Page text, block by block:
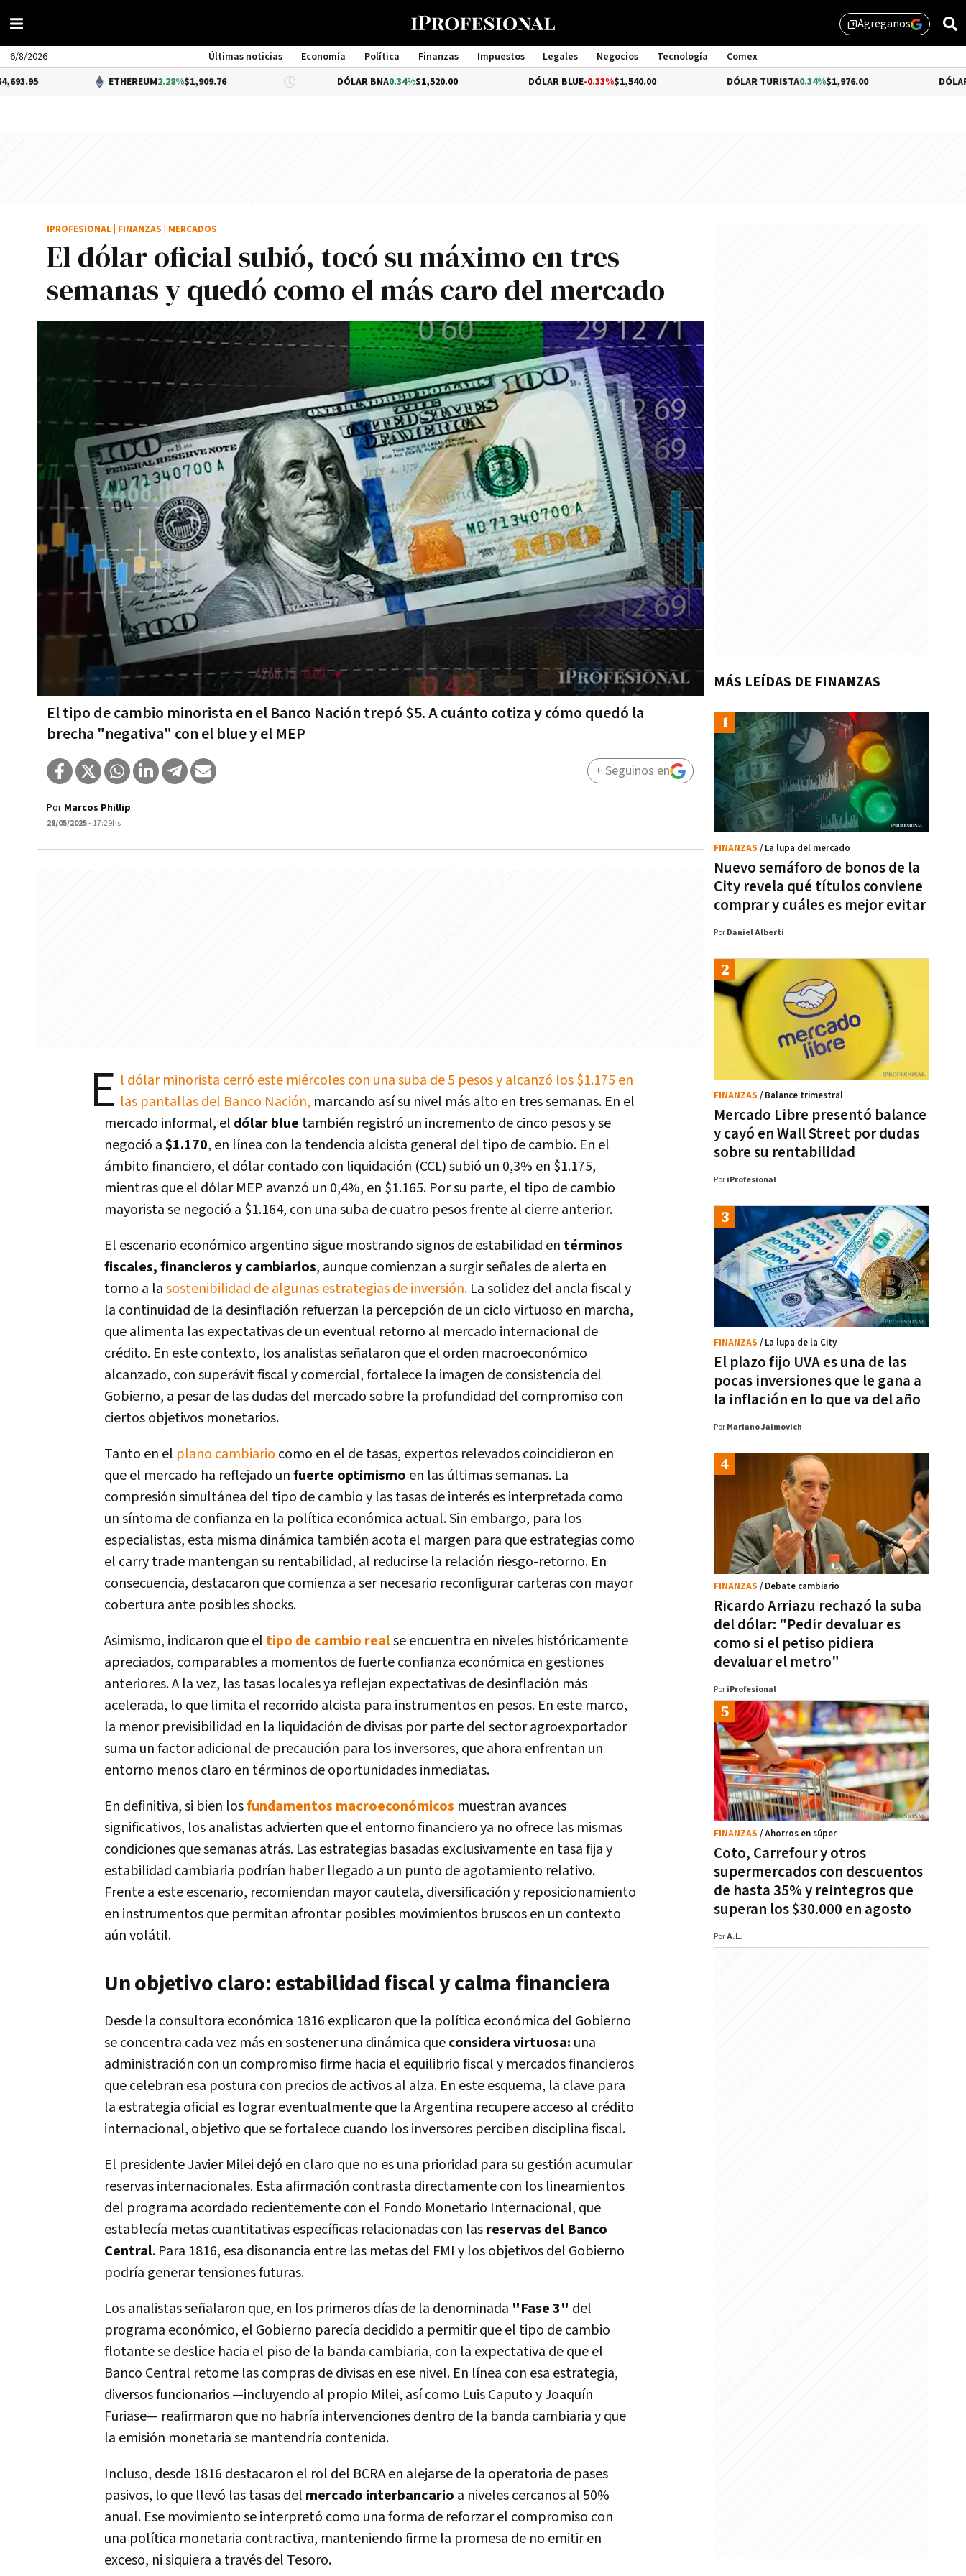
library_addAgreganos
6/8/2026 Últimas noticias Economía Política Finanzas Impuestos Legales Negocios Tecnología
Comex
Management
ETHEREUM2.28%$1,909.76 DÓLAR BNA 0.34%$1,520.00 -0.33%$1,540.00 DÓLAR TURISTA0.34%$1,976.00 -0.54%
El dólar oficial subió, tocó su máximo en tres
semanas y quedó como el más caro del mercado
El tipo de cambio minorista en el Banco Nación trepó $5. A cuánto cotiza y cómo quedó la
brecha "negativa" con el blue y el MEP
IPROFESIONAL FINANZAS MERCADOS
Por Marcos Phillip
28/05/2025- 17:29hs
+ Seguinos en
E l dólar minorista cerró este miércoles con una suba de 5 pesos y alcanzó los $1.175 en
las pantallas del Banco Nación, marcando así su nivel más alto en tres semanas. En el
mercado informal, el dólar blue también registró un incremento de cinco pesos y se
negoció a$1.170, en línea con la tendencia alcista general del tipo de cambio. En el
ámbito financiero, el dólar contado con liquidación (CCL) subió un 0,3% en $1.175,
mientras que el dólar MEP avanzó un 0,4%, en $1.165. Por su parte, el tipo de cambio
mayorista se negoció a $1.164, con una suba de cuatro pesos frente al cierre anterior.
El escenario económico argentino sigue mostrando signos de estabilidad en términos
fiscales, financieros y cambiarios, aunque comienzan a surgir señales de alerta en
torno a lasostenibilidad de algunas estrategias de inversión. La solidez del ancla fiscal y
la continuidad de la desinflación refuerzan la percepción de un ciclo virtuoso en marcha,
que alimenta las expectativas de un eventual retorno al mercado internacional de
crédito. En este contexto, los analistas señalaron que el orden macroeconómico
alcanzado, con superávit fiscal y comercial, fortalece la imagen de consistencia del
Gobierno, a pesar de las dudas del mercado sobre la profundidad del compromiso con
ciertos objetivos monetarios.
Tanto en el plano cambiario como en el de tasas, expertos relevados coincidieron en
que el mercado ha reflejado unfuerte optimismo en las últimas semanas. La
compresión simultánea del tipo de cambio y las tasas de interés es interpretada como
un síntoma de confianza en la política económica actual. Sin embargo, para los
especialistas, esta misma dinámica también acota el margen para que estrategias como
el carry trade mantengan su rentabilidad, al reducirse la relación riesgo-retorno. En
consecuencia, destacaron que comienza a ser necesario reconfigurar carteras con mayor
cobertura ante posibles shocks.
Asimismo, indicaron que el tipo de cambio realse encuentra en niveles históricamente
apreciados, comparables a momentos de fuerte confianza económica en gestiones
anteriores. A la vez, las tasas locales ya reflejan expectativas de desinflación más
acelerada, lo que limita el recorrido alcista para instrumentos en pesos. En este marco,
la menor previsibilidad en la liquidación de divisas por parte del sector agroexportador
suma un factor adicional de precaución para los inversores, que ahora enfrentan un
entorno menos claro en términos de oportunidades inmediatas.
En definitiva, si bien losfundamentos macroeconómicos muestran avances
significativos, los analistas advierten que el entorno financiero ya no ofrece las mismas
condiciones que semanas atrás. Las estrategias basadas exclusivamente en tasa fija y
estabilidad cambiaria podrían haber llegado a un punto de agotamiento relativo.
Frente a este escenario, recomiendan mayor cautela, diversificación y reposicionamiento
en instrumentos que permitan afrontar posibles movimientos bruscos en un contexto
aún volátil.
Un objetivo claro: estabilidad fiscal y calma financiera
Desde la consultora económica 1816 explicaron que la política económica del Gobierno
se concentra cada vez más en sostener una dinámica queconsidera virtuosa: una
administración con un compromiso firme hacia el equilibrio fiscal y mercados financieros
que celebran esa postura con precios de activos al alza. En este esquema, la clave para
la estrategia oficial es lograr eventualmente que la Argentina recupere acceso al crédito
internacional, objetivo que se fortalece cuando los inversores perciben disciplina fiscal.
El presidente Javier Milei dejó en claro que no es una prioridad para su gestión acumular
reservas internacionales. Esta afirmación contrasta directamente con los lineamientos
del programa acordado recientemente con el Fondo Monetario Internacional, que
establecía metas cuantitativas específicas relacionadas con lasreservas del Banco
Central. Para 1816, esa disonancia entre las metas del FMI y los objetivos del Gobierno
podría generar tensiones futuras.
Los analistas señalaron que, en los primeros días de la denominada "Fase 3" del
programa económico, el Gobierno parecía decidido a permitir que el tipo de cambio
flotante se deslice hacia el piso de la banda cambiaria, con la expectativa de que el
Banco Central retome las compras de divisas en ese nivel. En línea con esa estrategia,
diversos funcionarios —incluyendo al propio Milei, así como Luis Caputo y Joaquín
Furiase— reafirmaron que no habría intervenciones dentro de la banda cambiaria y que
la emisión monetaria se mantendría contenida.
Incluso, desde 1816 destacaron el rol del BCRA en alejarse de la operatoria de pases
pasivos, lo que llevó las tasas del mercado interbancario a niveles cercanos al 50%
anual. Ese movimiento se interpretó como una forma de reforzar el compromiso con
una política monetaria contractiva, manteniendo firme la promesa de no emitir en
exceso, ni siquiera a través del Tesoro.
MÁS LEÍDAS DE FINANZAS
Nuevo semáforo de bonos de la
City revela qué títulos conviene
comprar y cuáles es mejor evitar
FINANZAS / La lupa del mercado
Por Daniel Alberti
Mercado Libre presentó balance
y cayó en Wall Street por dudas
sobre su rentabilidad
FINANZAS / Balance trimestral
Por iProfesional
El plazo fijo UVA es una de las
pocas inversiones que le gana a
la inflación en lo que va del año
FINANZAS / La lupa de la City
Por Mariano Jaimovich
Ricardo Arriazu rechazó la suba
del dólar: "Pedir devaluar es
como si el petiso pidiera
devaluar el metro"
FINANZAS / Debate cambiario
Por iProfesional
Coto, Carrefour y otros
supermercados con descuentos
de hasta 35% y reintegros que
superan los $30.000 en agosto
FINANZAS / Ahorros en súper
PorA.L.